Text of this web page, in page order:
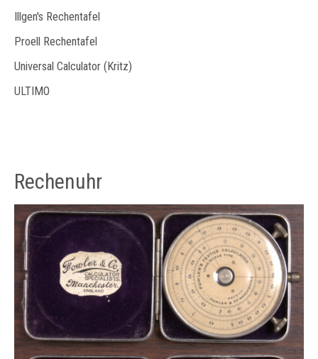
Illgen's Rechentafel
Proell Rechentafel
Universal Calculator (Kritz)
ULTIMO
Rechenuhr